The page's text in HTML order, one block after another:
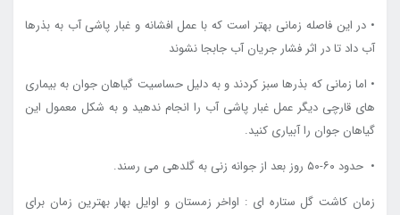
• در این فاصله زمانی بهتر است که با عمل افشانه و غبار پاشی آب به بذرها
آب داد تا در اثر فشار جریان آب جابجا نشوند
• اما زمانی که بذرها سبز کردند و به دلیل حساسیت گیاهان جوان به بیماری
های قارچی دیگر عمل غبار پاشی آب را انجام ندهید و به شکل معمول این
گیاهان جوان را آبیاری کنید.
• حدود ۶۰-۵۰ روز بعد از جوانه زنی به گلدهی می رسند.
زمان کاشت گل ستاره ای : اواخر زمستان و اوایل بهار بهترین زمان برای